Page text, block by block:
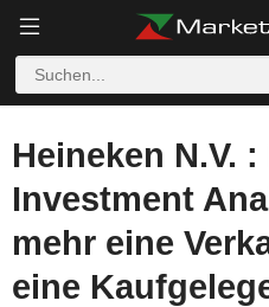
Heineken N.V.
Investment
mehr eine
eine